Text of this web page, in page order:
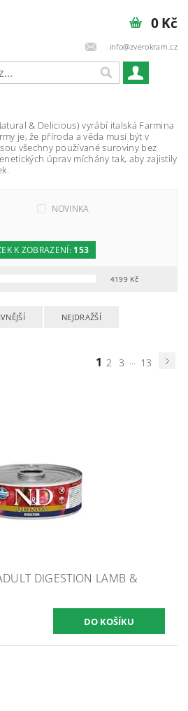
info@zverokram.cz
0 Kč
& Delicious) vyrábí italská Farmina
je, že příroda a věda musí být v
všechny používané suroviny bez
úprav míchány tak, aby zajistily
NOVINKA
4199 Kč
K ZOBRAZENÍ: 153
NEJDRAŽŠÍ
1 2 3 ... 13
DIGESTION LAMB &